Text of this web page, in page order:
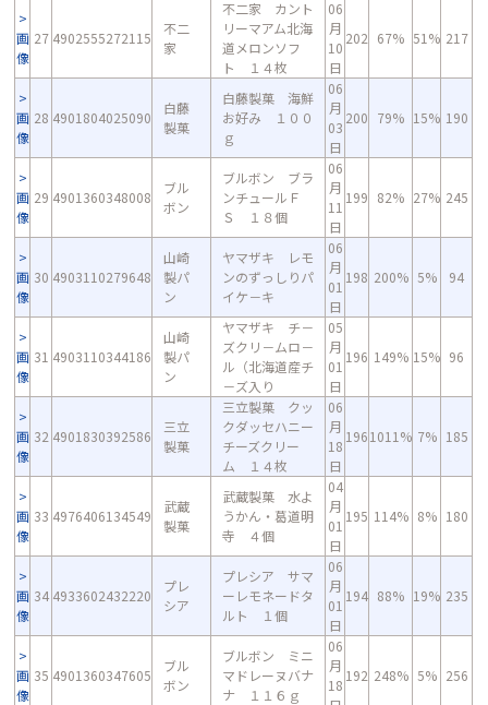
画
像
27 4902555272115
不二
家
不二家 カント
リーマアム北海
道メロンソフ
ト １４枚
06
月
10
日
202 67% 51% 217
画
像
28 4901804025090
白藤
製菓
白藤製菓 海鮮
お好み １００
ｇ
06
月
03
日
200 79% 15% 190
画
像
29 4901360348008
ブル
ボン
ブルボン ブラ
ンチュールＦ
Ｓ １８個
06
月
11
日
199 82% 27% 245
画
像
30 4903110279648
山崎
製パ
ン
ヤマザキ レモ
ンのずっしりパ
イケ－キ
06
月
01
日
198 200% 5% 94
画
像
31 4903110344186
山崎
製パ
ン
ヤマザキ チ－
ズクリ－ムロ－
ル（北海道産チ
－ズ入り
05
月
01
日
196 149% 15% 96
画
像
32 4901830392586
三立
製菓
三立製菓 クッ
クダッセハニー
チーズクリー
ム １４枚
06
月
18
日
1961011% 7% 185
画
像
33 4976406134549
武蔵
製菓
武蔵製菓 水よ
うかん・葛道明
寺 ４個
04
月
01
日
195 114% 8% 180
画
像
34 4933602432220
プレ
シア
プレシア サマ
ーレモネードタ
ルト １個
06
月
01
日
194 88% 19% 235
画
像
35 4901360347605
ブル
ボン
ブルボン ミニ
マドレーヌバナ
ナ １１６ｇ
06
月
18
192 248% 5% 256